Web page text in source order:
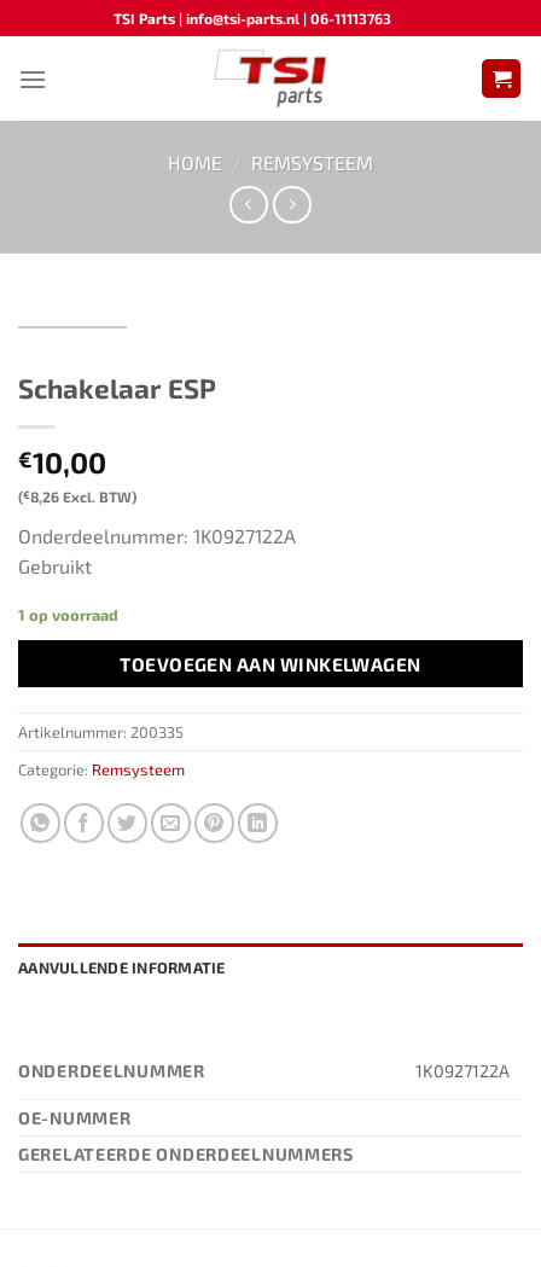
naar
inhoud
TSI Parts | info@tsi-parts.nl | 06-11113763
HOME / REMSYSTEEM
Schakelaar ESP
€10,00
(€8,26 Excl. BTW)
Onderdeelnummer: 1K0927122A
Gebruikt
1 op voorraad
TOEVOEGEN AAN WINKELWAGEN
Artikelnummer: 200335
Categorie: Remsysteem
AANVULLENDE INFORMATIE
ONDERDEELNUMMER 1K0927122A
OE-NUMMER
GERELATEERDE ONDERDEELNUMMERS